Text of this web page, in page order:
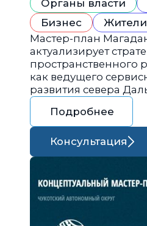
Органы власти
Бизнес
Мастер-план
актуализирует
пространственного
как ведущего
развития севера
Подробнее
Консультация